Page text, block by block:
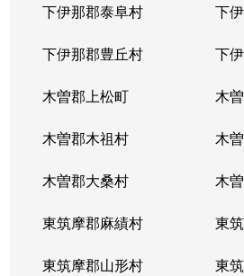
下伊那郡泰阜村 下
下伊那郡豊丘村 下
木曽郡上松町 木
木曽郡木祖村 木
木曽郡大桑村 木
東筑摩郡麻績村 東
東筑摩郡山形村 東